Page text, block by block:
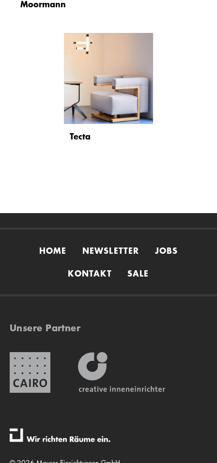
Moormann
Tecta
HOME NEWSLETTER JOBS
KONTAKT SALE
Unsere Partner